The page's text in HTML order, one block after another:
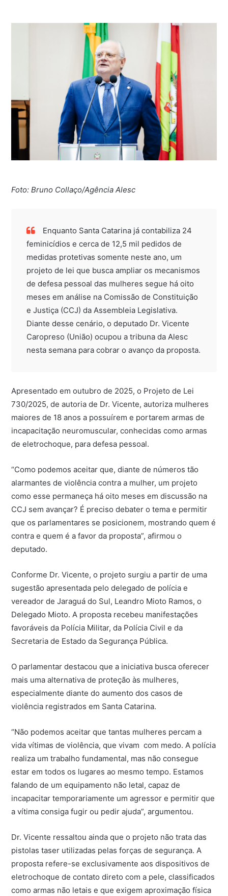
Foto: Bruno Collaço/Agência Alesc
Enquanto Santa Catarina já contabiliza 24
feminicídios e cerca de 12,5 mil pedidos de
medidas protetivas somente neste ano, um
projeto de lei que busca ampliar os mecanismos
de defesa pessoal das mulheres segue há oito
meses em análise na Comissão de Constituição
e Justiça (CCJ) da Assembleia Legislativa.
Diante desse cenário, o deputado Dr. Vicente
Caropreso (União) ocupou a tribuna da Alesc
nesta semana para cobrar o avanço da proposta.
Apresentado em outubro de 2025, o Projeto de Lei
730/2025, de autoria de Dr. Vicente, autoriza mulheres
maiores de 18 anos a possuírem e portarem armas de
incapacitação neuromuscular, conhecidas como armas
de eletrochoque, para defesa pessoal.
“Como podemos aceitar que, diante de números tão
alarmantes de violência contra a mulher, um projeto
como esse permaneça há oito meses em discussão na
CCJ sem avançar? É preciso debater o tema e permitir
que os parlamentares se posicionem, mostrando quem é
contra e quem é a favor da proposta”, afirmou o
deputado.
Conforme Dr. Vicente, o projeto surgiu a partir de uma
sugestão apresentada pelo delegado de polícia e
vereador de Jaraguá do Sul, Leandro Mioto Ramos, o
Delegado Mioto. A proposta recebeu manifestações
favoráveis da Polícia Militar, da Polícia Civil e da
Secretaria de Estado da Segurança Pública.
O parlamentar destacou que a iniciativa busca oferecer
mais uma alternativa de proteção às mulheres,
especialmente diante do aumento dos casos de
violência registrados em Santa Catarina.
“Não podemos aceitar que tantas mulheres percam a
vida vítimas de violência, que vivam com medo. A polícia
realiza um trabalho fundamental, mas não consegue
estar em todos os lugares ao mesmo tempo. Estamos
falando de um equipamento não letal, capaz de
incapacitar temporariamente um agressor e permitir que
a vítima consiga fugir ou pedir ajuda”, argumentou.
Dr. Vicente ressaltou ainda que o projeto não trata das
pistolas taser utilizadas pelas forças de segurança. A
proposta refere-se exclusivamente aos dispositivos de
eletrochoque de contato direto com a pele, classificados
como armas não letais e que exigem aproximação física